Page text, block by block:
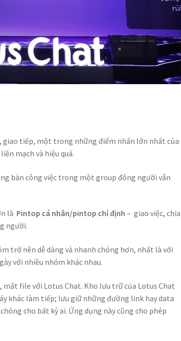
giao tiếp, một trong những điểm nhấn lớn nhất của
mạch và hiệu quả.
bàn công việc trong một group đông người vẫn
là Pintop cá nhân/pintop chỉ định – giao việc, chia
người.
trở nên dễ dàng và nhanh chóng hơn, nhất là với
với nhiều nhóm khác nhau.
file với Lotus Chat. Kho lưu trữ của Lotus Chat
khác làm tiếp; lưu giữ những đường link hay data
cho bất kỳ ai. Ứng dụng này cũng cho phép